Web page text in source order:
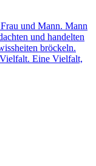
und Mann. Mann
und handelten
bröckeln.
Eine Vielfalt,